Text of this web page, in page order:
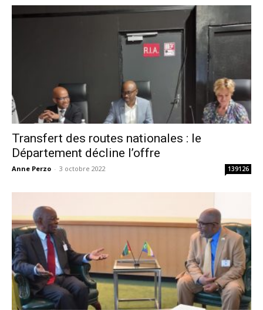
Transfert des routes nationales : le
Département décline l’offre
Anne Perzo - 3 octobre 2022 139126